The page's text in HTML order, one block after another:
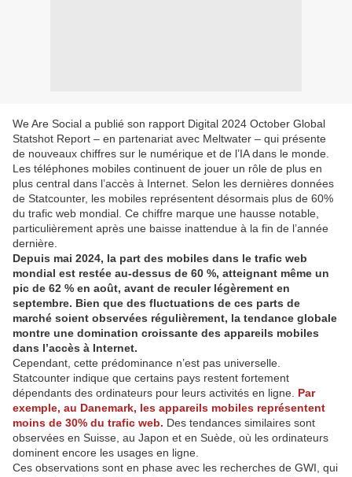
We Are Social a publié son rapport Digital 2024 October Global
Statshot Report – en partenariat avec Meltwater – qui présente
de nouveaux chiffres sur le numérique et de l’IA dans le monde.
Les téléphones mobiles continuent de jouer un rôle de plus en
plus central dans l’accès à Internet. Selon les dernières données
de Statcounter, les mobiles représentent désormais plus de 60%
du trafic web mondial. Ce chiffre marque une hausse notable,
particulièrement après une baisse inattendue à la fin de l’année
dernière.
Depuis mai 2024, la part des mobiles dans le trafic web
mondial est restée au-dessus de 60 %, atteignant même un
pic de 62 % en août, avant de reculer légèrement en
septembre. Bien que des fluctuations de ces parts de
marché soient observées régulièrement, la tendance globale
montre une domination croissante des appareils mobiles
dans l’accès à Internet.
Cependant, cette prédominance n’est pas universelle.
Statcounter indique que certains pays restent fortement
dépendants des ordinateurs pour leurs activités en ligne. Par
exemple, au Danemark, les appareils mobiles représentent
moins de 30% du trafic web. Des tendances similaires sont
observées en Suisse, au Japon et en Suède, où les ordinateurs
dominent encore les usages en ligne.
Ces observations sont en phase avec les recherches de GWI, qui